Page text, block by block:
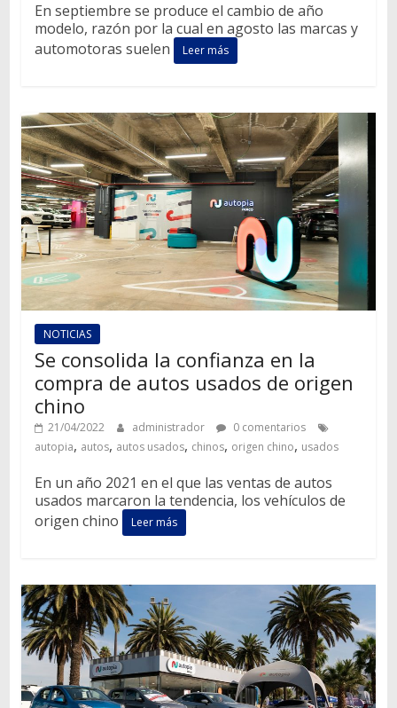
En septiembre se produce el cambio de año
modelo, razón por la cual en agosto las marcas y
automotoras suelen
Leer más
NOTICIAS
Se consolida la confianza en la
compra de autos usados de origen
chino
21/04/2022 administrador
0 comentarios
autopia, autos, autos usados, chinos, origen chino, usados
En un año 2021 en el que las ventas de autos
usados marcaron la tendencia, los vehículos de
origen chino
Leer más